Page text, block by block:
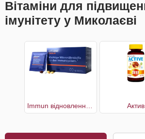
Вітаміни для
імунітету у Миколаєві
Актив